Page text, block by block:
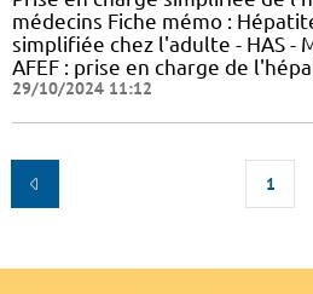
médecins Fiche mémo :
simplifiée chez l'adulte - HAS -
AFEF : prise en charge de
29/10/2024 11:12
1